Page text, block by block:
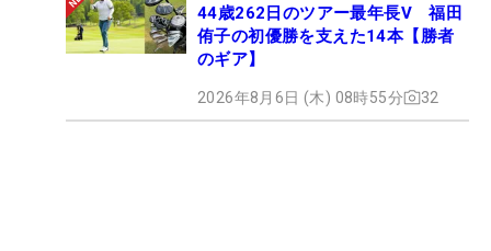
44歳262日のツアー最年長V 福田
侑子の初優勝を支えた14本【勝者
のギア】
2026年8月6日 (木) 08時55分 32